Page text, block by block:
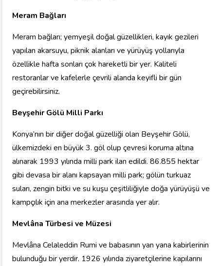
Meram Bağları
Meram bağları; yemyeşil doğal güzellikleri, kayık gezileri
yapılan akarsuyu, piknik alanları ve yürüyüş yollarıyla
özellikle hafta sonları çok hareketli bir yer. Kaliteli
restoranlar ve kafelerle çevrili alanda keyifli bir gün
geçirebilirsiniz.
Beyşehir Gölü Milli Parkı
Konya’nın bir diğer doğal güzelliği olan Beyşehir Gölü,
ülkemizdeki en büyük 3. göl olup çevresi koruma altına
alınarak 1993 yılında milli park ilan edildi. 86.855 hektar
gibi devasa bir alanı kapsayan milli park; gölün turkuaz
suları, zengin bitki ve su kuşu çeşitliliğiyle doğa yürüyüşü ve
kampçılık için ana merkezler arasında yer alır.
Mevlâna Türbesi ve Müzesi
Mevlâna Celaleddin Rumi ve babasının yan yana kabirlerinin
bulunduğu bir yerdir. 1926 yılında ziyaretçilerine kapılarını